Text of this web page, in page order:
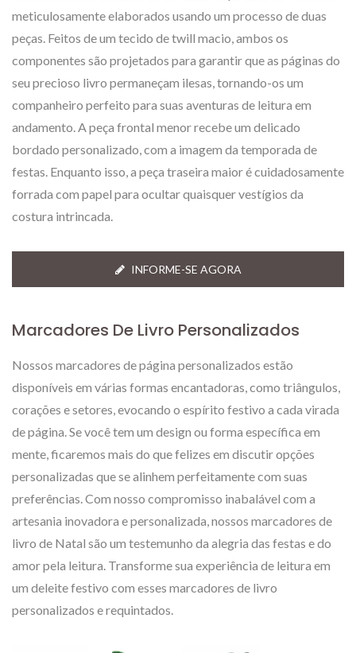
meticulosamente elaborados usando um processo de duas
peças. Feitos de um tecido de twill macio, ambos os
componentes são projetados para garantir que as páginas do
seu precioso livro permaneçam ilesas, tornando-os um
companheiro perfeito para suas aventuras de leitura em
andamento. A peça frontal menor recebe um delicado
bordado personalizado, com a imagem da temporada de
festas. Enquanto isso, a peça traseira maior é cuidadosamente
forrada com papel para ocultar quaisquer vestígios da
costura intrincada.
INFORME-SE AGORA
Marcadores De Livro Personalizados
Nossos marcadores de página personalizados estão
disponíveis em várias formas encantadoras, como triângulos,
corações e setores, evocando o espírito festivo a cada virada
de página. Se você tem um design ou forma específica em
mente, ficaremos mais do que felizes em discutir opções
personalizadas que se alinhem perfeitamente com suas
preferências. Com nosso compromisso inabalável com a
artesania inovadora e personalizada, nossos marcadores de
livro de Natal são um testemunho da alegria das festas e do
amor pela leitura. Transforme sua experiência de leitura em
um deleite festivo com esses marcadores de livro
personalizados e requintados.